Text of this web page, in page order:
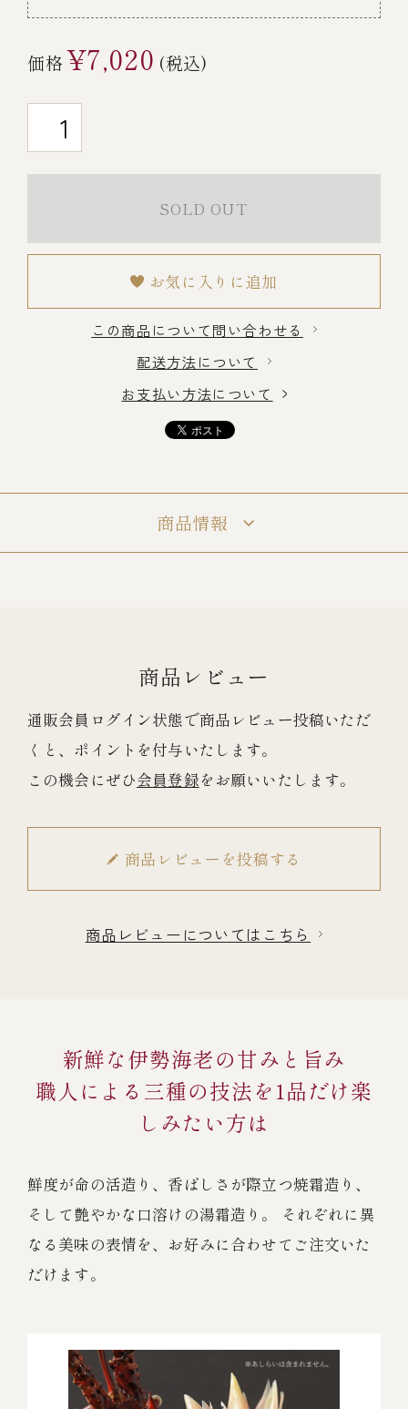
その他
全商品一覧
冷凍商品一覧
冷蔵商品一覧
常温商品一覧
伊勢海老料理一覧
価格¥7,020 (税込)
SOLD OUT
お気に入りに追加
この商品について問い合わせる
配送方法について
お支払い方法について
商品情報
商品レビュー
通販会員ログイン状態で商品レビュー投稿いただ
くと、ポイントを付与いたします。
この機会にぜひ会員登録をお願いいたします。
商品レビューを投稿する
商品レビューについてはこちら
新鮮な伊勢海老の甘みと旨み
職人による三種の技法を1品だけ楽
しみたい方は
鮮度が命の活造り、香ばしさが際立つ焼霜造り、
そして艶やかな口溶けの湯霜造り。 それぞれに異
なる美味の表情を、お好みに合わせてご注文いた
だけます。